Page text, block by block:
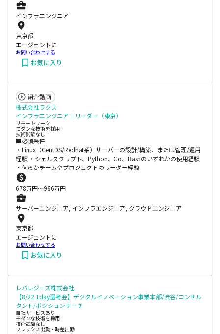
インフラエンジニア
東京都
エージェントに
お問い合わせする
お気に入り
紹介動画
株式会社ラクス
インフラエンジニア｜リーダー（東京）
リモートワーク
モダンな技術を採用
技術試験なし
■必須条件
・Linux（CentOS/Redhat系）サーバーの設計/構築、または管理/運用
経験 ・シェルスクリプト、Python、Go、Bashのいずれかの使用経験
・何らかチームやプロジェクトのリーダー経験
678万円〜966万円
サーバーエンジニア, インフラエンジニア, クラウドエンジニア
東京都
エージェントに
お問い合わせする
お気に入り
レバレジーズ株式会社
【8/22 1day選考会】デジタルイノベーション事業本部/渋谷/コンサル
タント/ポジションサーチ
自社サービスあり
モダンな技術を採用
技術試験なし
フレックス出勤・時差出勤